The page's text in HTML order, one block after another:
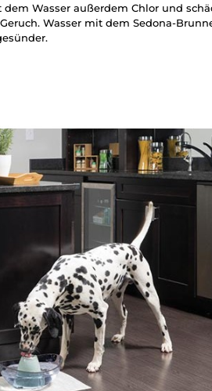
Wasser außerdem Chlor und
Wasser mit dem Sedona-